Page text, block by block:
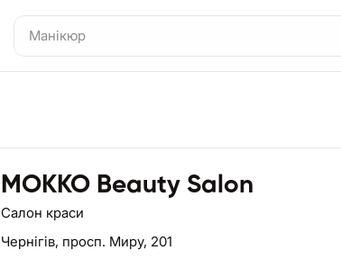
MOKKO Beauty Salon
Салон краси
Чернігів, просп. Миру, 201